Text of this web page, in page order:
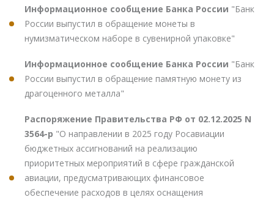
Информационное сообщение Банка России "Банк
России выпустил в обращение монеты в
нумизматическом наборе в сувенирной упаковке"
Информационное сообщение Банка России "Банк
России выпустил в обращение памятную монету из
драгоценного металла"
Распоряжение Правительства РФ от 02.12.2025 N
3564-р "О направлении в 2025 году Росавиации
бюджетных ассигнований на реализацию
приоритетных мероприятий в сфере гражданской
авиации, предусматривающих финансовое
обеспечение расходов в целях оснащения